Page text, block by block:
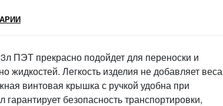
ПЭТ прекрасно подойдет для переноски и
жидкостей. Легкость изделия не добавляет веса
винтовая крышка с ручкой удобна при
безопасность транспортировки,